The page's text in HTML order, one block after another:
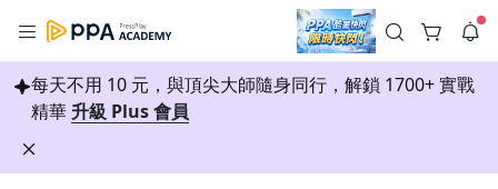
註冊領取 上千元優惠券！
公告
2% 點數回饋！🚀 酷暑來襲．偷偷在冷氣房升級 📈⭐️ 【冷氣房
每天不用 10 元，與頂尖大師隨身同行，解鎖 1700+ 實戰
精華 升級 Plus 會員
沒有描述
--:-- --:--